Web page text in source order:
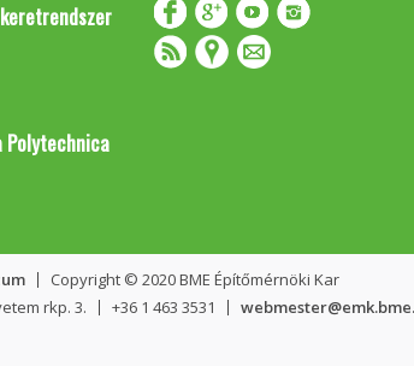
Polytechnica
Copyright © 2020 BME Építőmérnöki Kar
rkp. 3.
+36 1 463 3531